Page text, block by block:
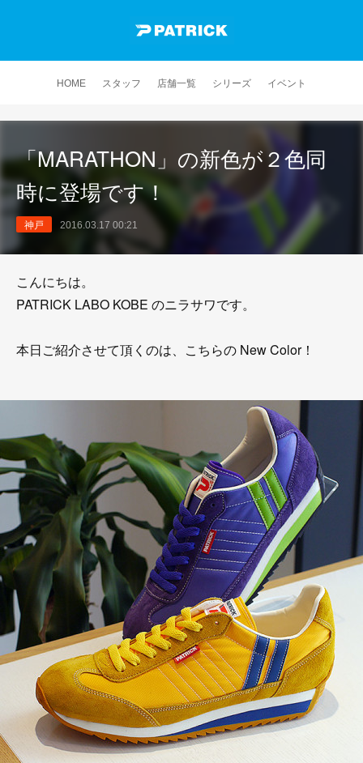
HOME スタッフ 店舗一覧 シリーズ イベント
「MARATHON」の新色が２色同
時に登場です！
神戸 2016.03.17 00:21
こんにちは。
PATRICK LABO KOBE のニラサワです。
本日ご紹介させて頂くのは、こちらの New Color！